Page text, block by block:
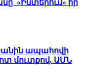
«Ինտերում» իր
ապահովի
մուտքով. ԱՄՆ